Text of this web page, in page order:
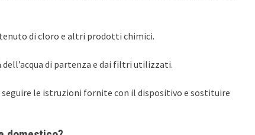
di cloro e altri prodotti chimici.
dell’acqua di partenza e dai filtri utilizzati.
le istruzioni fornite con il dispositivo e sostituire